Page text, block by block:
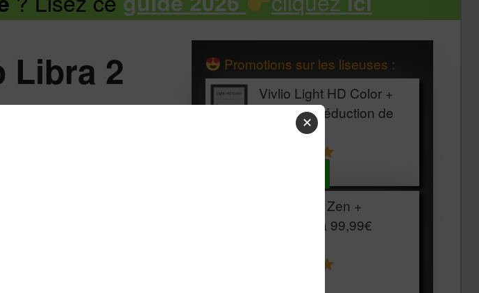
Libra 2
Promotions sur les liseuses :
Vivlio Light HD Color +
HOUSSE réduction de
Vivlio Light Zen +
HOUSSE à 99,99€
✕